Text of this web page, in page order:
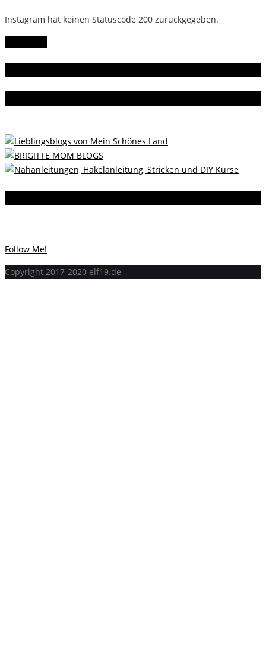
Instagram hat keinen Statuscode 200 zurückgegeben.
Follow Me!
Copyright 2017-2020 elf19.de